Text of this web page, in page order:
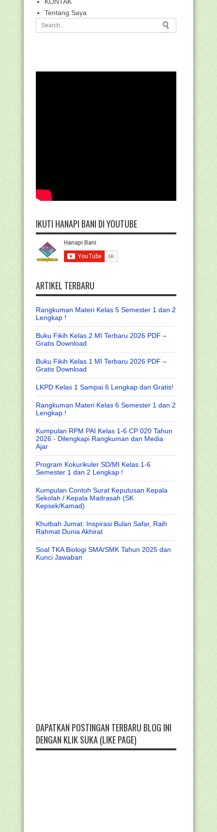
Tentang Saya
IKUTI HANAPI BANI DI YOUTUBE
ARTIKEL TERBARU
Rangkuman Materi Kelas 5 Semester 1 dan 2
Lengkap !
Buku Fikih Kelas 2 MI Terbaru 2026 PDF –
Gratis Download
Buku Fikih Kelas 1 MI Terbaru 2026 PDF –
Gratis Download
LKPD Kelas 1 Sampai 6 Lengkap dan Gratis!
Rangkuman Materi Kelas 6 Semester 1 dan 2
Lengkap !
Kumpulan RPM PAI Kelas 1-6 CP 020 Tahun
2026 - Dilengkapi Rangkuman dan Media
Ajar
Program Kokurikuler SD/MI Kelas 1-6
Semester 1 dan 2 Lengkap !
Kumpulan Contoh Surat Keputusan Kepala
Sekolah / Kepala Madrasah (SK
Kepsek/Kamad)
Khutbah Jumat: Inspirasi Bulan Safar, Raih
Rahmat Dunia Akhirat
Soal TKA Biologi SMA/SMK Tahun 2025 dan
Kunci Jawaban
DAPATKAN POSTINGAN TERBARU BLOG INI
DENGAN KLIK SUKA (LIKE PAGE)